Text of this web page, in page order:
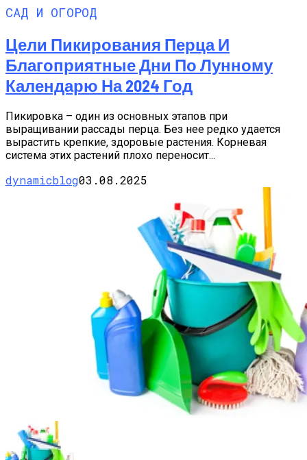
САД И ОГОРОД
Цели Пикирования Перца И
Благоприятные Дни По Лунному
Календарю На 2024 Год
Пикировка – один из основных этапов при
выращивании рассады перца. Без нее редко удается
вырастить крепкие, здоровые растения. Корневая
система этих растений плохо переносит...
dynamicblog03.08.2025